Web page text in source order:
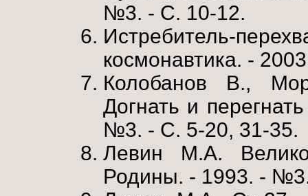
№3. - С. 10-12.
Истребитель-
космонавтика. -
Колобанов В.,
Догнать и
№3. - С. 5-20, 31-35.
Левин М.А.
Родины. - 1993. -